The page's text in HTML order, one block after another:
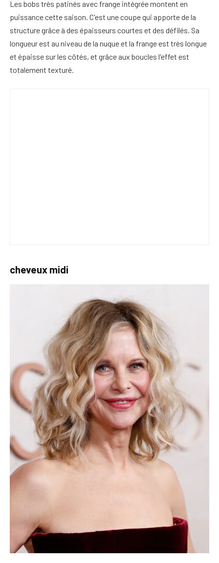
Les bobs très patinés avec frange intégrée montent en
puissance cette saison. C'est une coupe qui apporte de la
structure grâce à des épaisseurs courtes et des défilés. Sa
longueur est au niveau de la nuque et la frange est très longue
et épaisse sur les côtés, et grâce aux boucles l'effet est
totalement texturé.
cheveux midi